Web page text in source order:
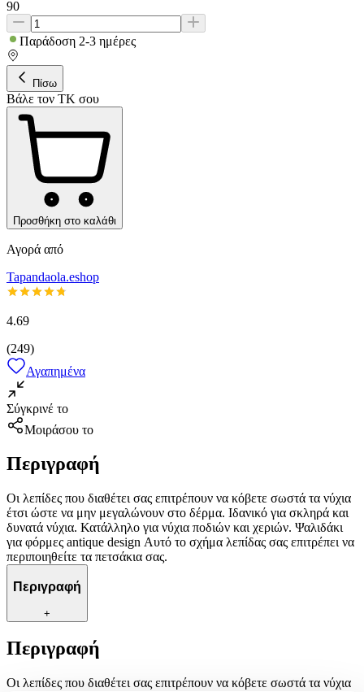
90
Παράδοση 2-3 ημέρες
Πίσω
Βάλε τον ΤΚ σου
Προσθήκη στο καλάθι
Αγορά από
Tapandaola.eshop
4.69
(249)
Αγαπημένα
Σύγκρινέ το
Μοιράσου το
Περιγραφή
Οι λεπίδες που διαθέτει σας επιτρέπουν να κόβετε σωστά τα νύχια
έτσι ώστε να μην μεγαλώνουν στο δέρμα. Ιδανικό για σκληρά και
δυνατά νύχια. Κατάλληλο για νύχια ποδιών και χεριών. Ψαλιδάκι
για φόρμες antique design Αυτό το σχήμα λεπίδας σας επιτρέπει να
περιποιηθείτε τα πετσάκια σας.
Περιγραφή
+
Περιγραφή
Οι λεπίδες που διαθέτει σας επιτρέπουν να κόβετε σωστά τα νύχια